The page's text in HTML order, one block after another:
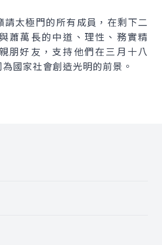
太極門的所有成員，在剩下二
蕭萬長的中道、理性、務實精
朋好友，支持他們在三月十八
國家社會創造光明的前景。